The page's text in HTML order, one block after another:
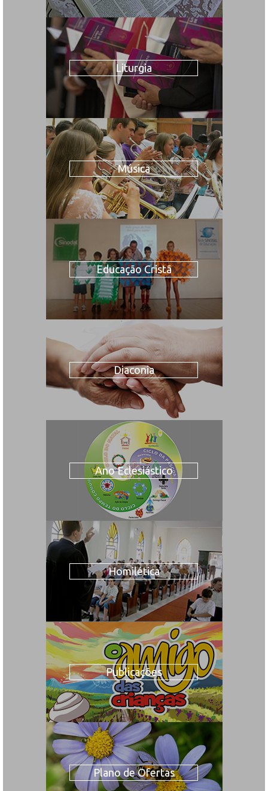
Liturgia
Música
Educação Cristã
Diaconia
Ano Eclesiástico
Homilética
Publicações
Plano de Ofertas